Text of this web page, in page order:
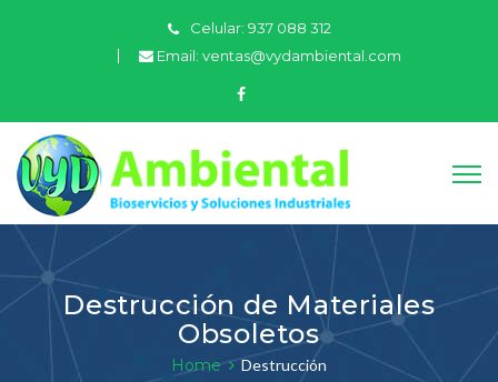
Celular: 937 088 312
Email: ventas@vydambiental.com
Destrucción de Materiales
Obsoletos
Home Destrucción